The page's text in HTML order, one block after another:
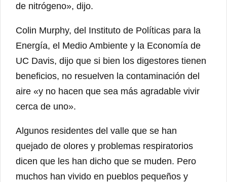
de nitrógeno», dijo.
Colin Murphy, del Instituto de Políticas para la
Energía, el Medio Ambiente y la Economía de
UC Davis, dijo que si bien los digestores tienen
beneficios, no resuelven la contaminación del
aire «y no hacen que sea más agradable vivir
cerca de uno».
Algunos residentes del valle que se han
quejado de olores y problemas respiratorios
dicen que les han dicho que se muden. Pero
muchos han vivido en pueblos pequeños y